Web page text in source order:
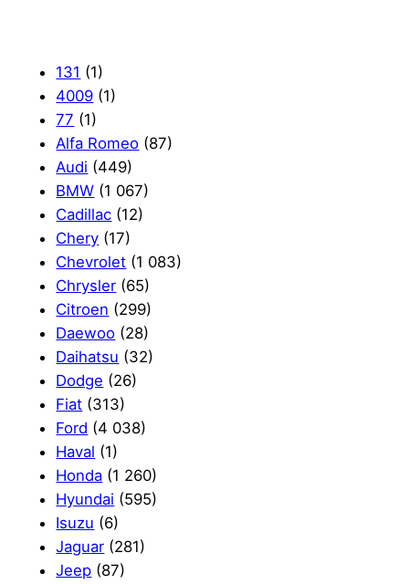
131 (1)
4009 (1)
77 (1)
Alfa Romeo (87)
Audi (449)
BMW (1 067)
Cadillac (12)
Chery (17)
Chevrolet (1 083)
Chrysler (65)
Citroen (299)
Daewoo (28)
Daihatsu (32)
Dodge (26)
Fiat (313)
Ford (4 038)
Haval (1)
Honda (1 260)
Hyundai (595)
Isuzu (6)
Jaguar (281)
Jeep (87)